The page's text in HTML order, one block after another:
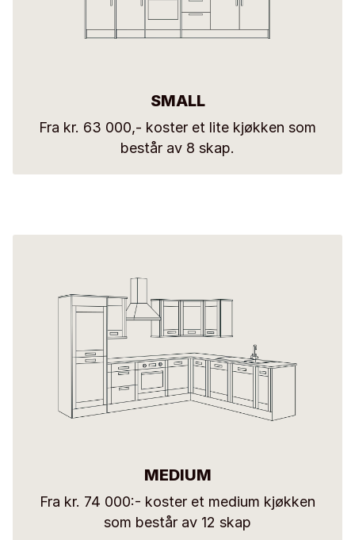
SMALL
Fra kr. 63 000,- koster et lite kjøkken som
består av 8 skap.
MEDIUM
Fra kr. 74 000:- koster et medium kjøkken
som består av 12 skap